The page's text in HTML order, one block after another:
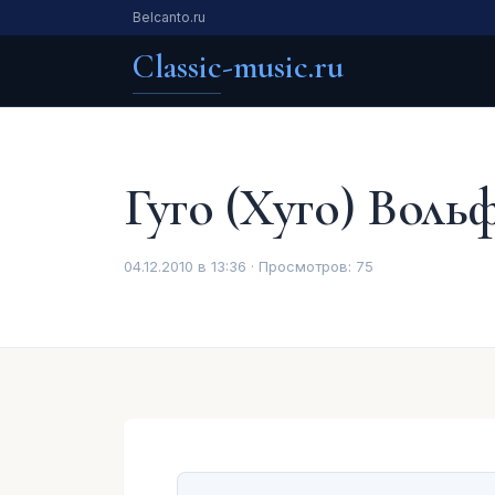
Belcanto.ru
Classic-music.ru
Гуго (Хуго)
04.12.2010 в 13:36 · Просмотров: 75